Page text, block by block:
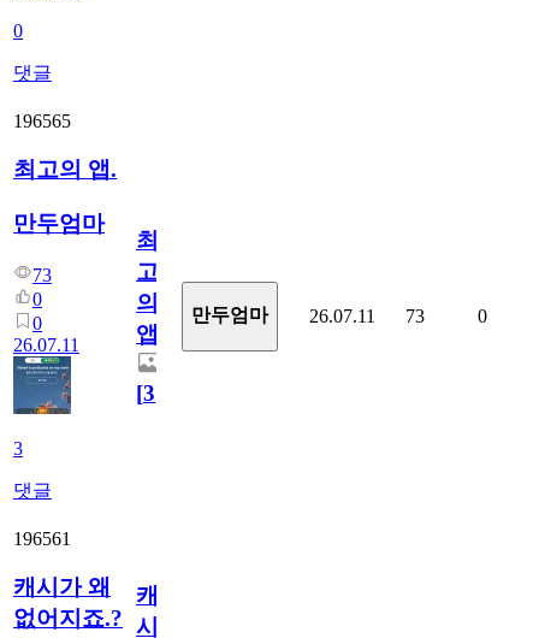
0
댓글
196565
최고의 앱.
만두엄마
73
0
0
26.07.11
3
댓글
최
고
의
앱.
[3]
만두엄마 26.07.11 73 0
196561
캐시가 왜
없어지죠.?
캐
시